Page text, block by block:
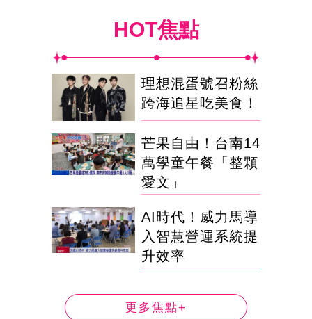
HOT焦點
理想混蛋號召粉絲
跨海追星吃美食！
芒果自由！台南14
萬學童午餐「整顆
愛文」
AI時代！威力馬導
入智慧營運系統提
升效率
更多焦點+